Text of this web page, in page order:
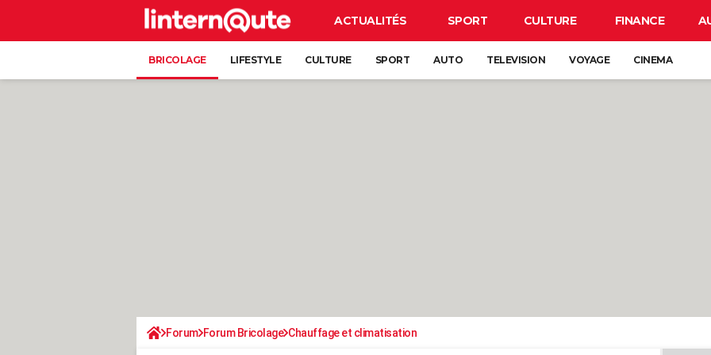
ACTUALITÉS SPORT CULTURE FINANCE
BRICOLAGE LIFESTYLE CULTURE SPORT AUTO TELEVISION VOYAGE CINEMA
Forum Forum Bricolage Chauffage et climatisation